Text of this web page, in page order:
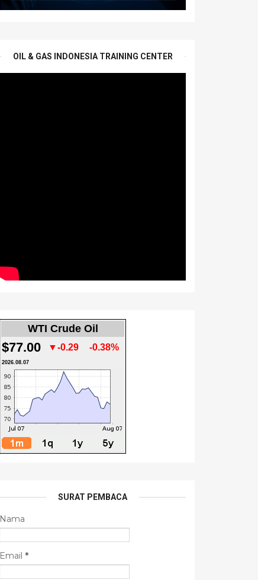
OIL & GAS INDONESIA TRAINING CENTER
WTI Crude Oil
$77.00 ▼-0.29 -0.38%
2026.08.07
SURAT PEMBACA
Nama
Email *